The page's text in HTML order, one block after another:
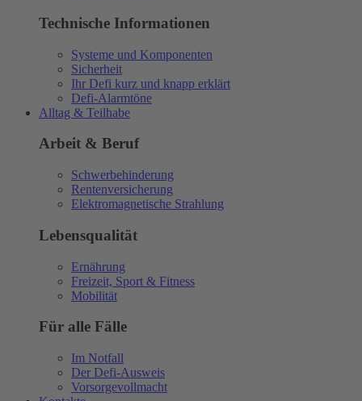
Technische Informationen
Systeme und Komponenten
Sicherheit
Ihr Defi kurz und knapp erklärt
Defi-Alarmtöne
Alltag & Teilhabe
Arbeit & Beruf
Schwerbehinderung
Rentenversicherung
Elektromagnetische Strahlung
Lebensqualität
Ernährung
Freizeit, Sport & Fitness
Mobilität
Für alle Fälle
Im Notfall
Der Defi-Ausweis
Vorsorgevollmacht